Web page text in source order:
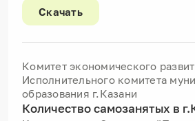
Скачать
Количество самозанятых в
Комитет экономического
Исполнительного комитета
образования г.Казани